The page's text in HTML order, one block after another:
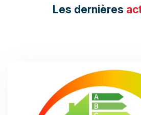
Les dernières